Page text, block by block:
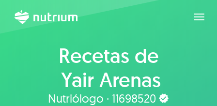
Recetas de
Yair Arenas
Nutriólogo · 11698520